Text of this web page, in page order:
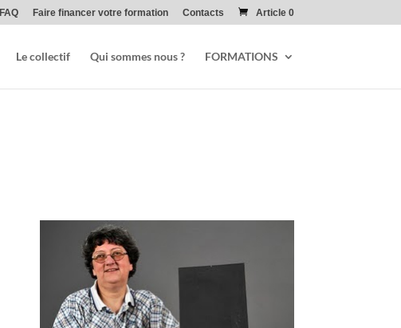
FAQ Faire financer votre formation Contacts Article 0
Le collectif Qui sommes nous ? FORMATIONS